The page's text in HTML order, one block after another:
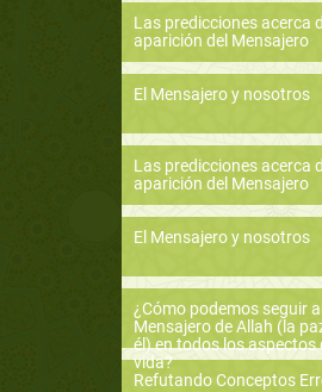
Las predicciones acerca
aparición del Mensajero
El Mensajero y nosotros
Las predicciones acerca
aparición del Mensajero
El Mensajero y nosotros
¿Cómo podemos seguir al
Mensajero de Allah (la
él) en todos los aspectos
vida?
Refutando Conceptos